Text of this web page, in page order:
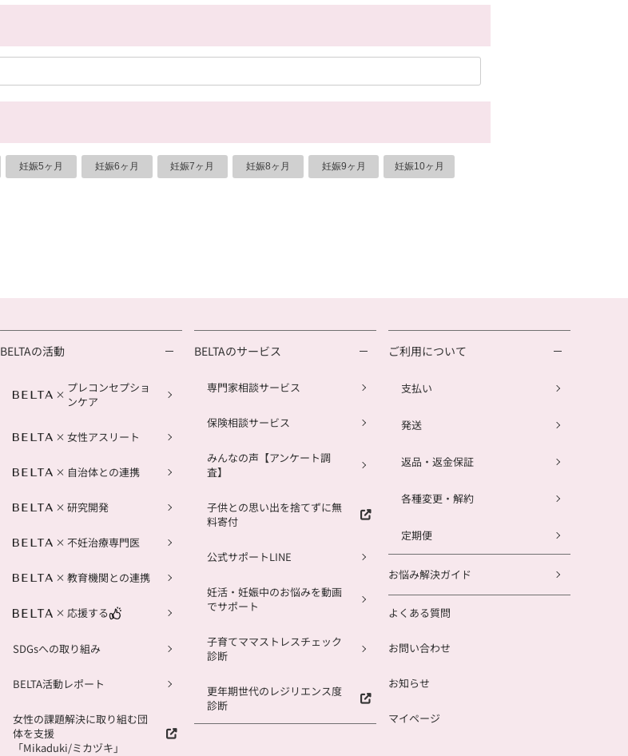
妊娠5ヶ月 妊娠6ヶ月 妊娠7ヶ月 妊娠8ヶ月 妊娠9ヶ月 妊娠10ヶ月
BELTAの活動
プレコンセプショ
ンケア
女性アスリート
自治体との連携
研究開発
不妊治療専門医
教育機関との連携
応援する
SDGsへの取り組み
BELTA活動レポート
女性の課題解決に取り組む団
体を支援
「Mikaduki/ミカヅキ」
BELTAのサービス
専門家相談サービス
保険相談サービス
みんなの声【アンケート調
査】
子供との思い出を捨てずに無
料寄付
公式サポートLINE
妊活・妊娠中のお悩みを動画
でサポート
子育てママストレスチェック
診断
更年期世代のレジリエンス度
診断
ご利用について
支払い
発送
返品・返金保証
各種変更・解約
定期便
お悩み解決ガイド
よくある質問
お問い合わせ
お知らせ
マイページ